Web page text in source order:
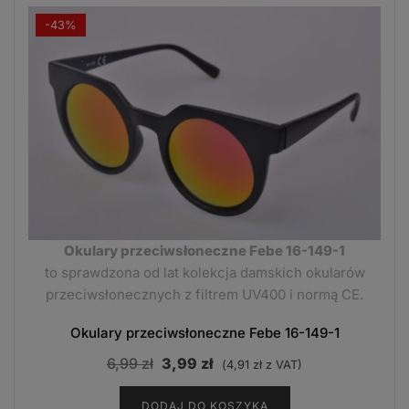
-43%
Okulary przeciwsłoneczne Febe 16-149-1
to sprawdzona od lat kolekcja damskich okularów
przeciwsłonecznych z filtrem UV400 i normą CE.
Okulary przeciwsłoneczne Febe 16-149-1
6,99zł Pierwotna
cena
3,99 zł Aktualna
cena
(4,91 zł z VAT)
DODAJ DO KOSZYKA